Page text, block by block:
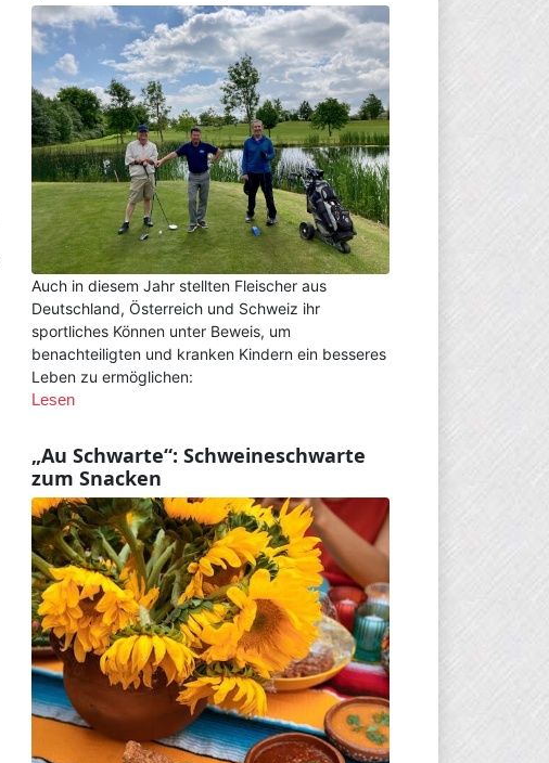
Auch in diesem Jahr stellten Fleischer aus
Deutschland, Österreich und Schweiz ihr
sportliches Können unter Beweis, um
benachteiligten und kranken Kindern ein besseres
Leben zu ermöglichen:
Lesen
„Au Schwarte“: Schweineschwarte
zum Snacken